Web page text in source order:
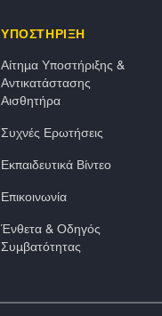
ΥΠΟΣΤΗΡΙΞΗ
Αίτημα Υποστήριξης &
Αντικατάστασης
Αισθητήρα
Συχνές Ερωτήσεις
Εκπαιδευτικά Βίντεο
Επικοινωνία
Ένθετα & Οδηγός
Συμβατότητας